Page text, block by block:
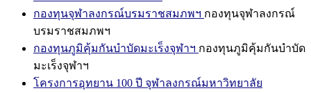
กองทุนจุฬาลงกรณ์บรมราชสมภพฯ กองทุนจุฬาลงกรณ์
บรมราชสมภพฯ
กองทุนภูมิคุ้มกันบำบัดมะเร็งจุฬาฯ กองทุนภูมิคุ้มกันบำบัด
มะเร็งจุฬาฯ
โครงการอุทยาน 100 ปี จุฬาลงกรณ์มหาวิทยาลัย